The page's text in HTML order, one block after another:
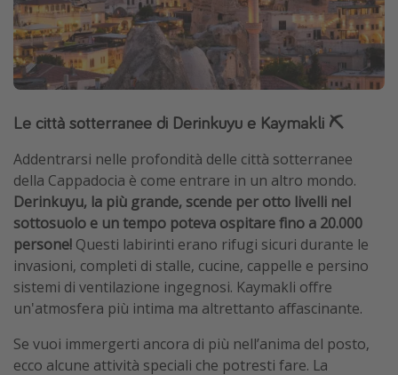
Le città sotterranee di Derinkuyu e Kaymakli ⛏️
Addentrarsi nelle profondità delle città sotterranee
della Cappadocia è come entrare in un altro mondo.
Derinkuyu, la più grande, scende per otto livelli nel
sottosuolo e un tempo poteva ospitare fino a 20.000
persone! Questi labirinti erano rifugi sicuri durante le
invasioni, completi di stalle, cucine, cappelle e persino
sistemi di ventilazione ingegnosi. Kaymakli offre
un'atmosfera più intima ma altrettanto affascinante.
Se vuoi immergerti ancora di più nell’anima del posto,
ecco alcune attività speciali che potresti fare. La